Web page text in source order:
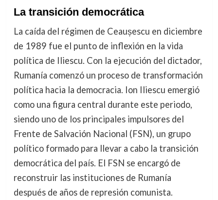
La transición democrática
La caída del régimen de Ceaușescu en diciembre
de 1989 fue el punto de inflexión en la vida
política de Iliescu. Con la ejecución del dictador,
Rumanía comenzó un proceso de transformación
política hacia la democracia. Ion Iliescu emergió
como una figura central durante este periodo,
siendo uno de los principales impulsores del
Frente de Salvación Nacional (FSN), un grupo
político formado para llevar a cabo la transición
democrática del país. El FSN se encargó de
reconstruir las instituciones de Rumanía
después de años de represión comunista.